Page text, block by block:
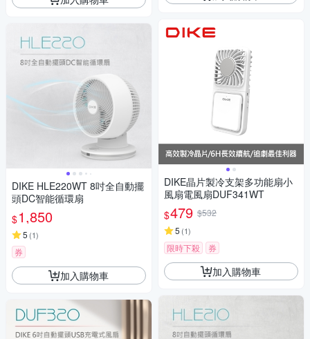
DIKE HLE220WT 8吋全自動擺
頭DC智能循環扇
$1,850
5 (1)
券
加入購物車
DIKE晶片製冷支架多功能扇小
風扇電風扇DUF341WT
$479 $532
5 (1)
限時下殺 券
加入購物車